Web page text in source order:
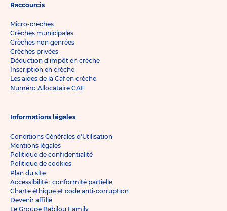
Raccourcis
Micro-crèches
Crèches municipales
Crèches non genrées
Crèches privées
Déduction d'impôt en crèche
Inscription en crèche
Les aides de la Caf en crèche
Numéro Allocataire CAF
Informations légales
Conditions Générales d'Utilisation
Mentions légales
Politique de confidentialité
Politique de cookies
Plan du site
Accessibilité : conformité partielle
Charte éthique et code anti-corruption
Devenir affilié
Le Groupe Babilou Family